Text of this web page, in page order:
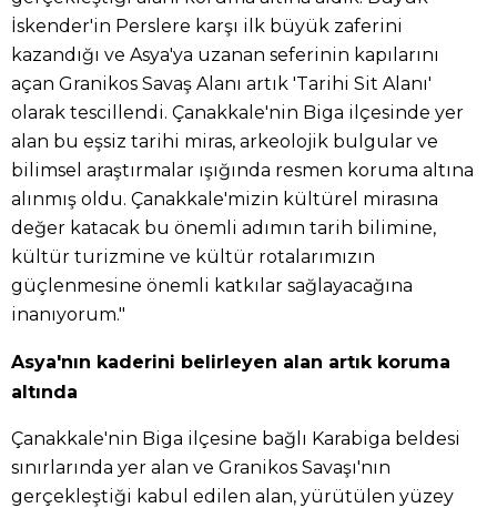
İskender'in Perslere karşı ilk büyük zaferini
kazandığı ve Asya'ya uzanan seferinin kapılarını
açan Granikos Savaş Alanı artık 'Tarihi Sit Alanı'
olarak tescillendi. Çanakkale'nin Biga ilçesinde yer
alan bu eşsiz tarihi miras, arkeolojik bulgular ve
bilimsel araştırmalar ışığında resmen koruma altına
alınmış oldu. Çanakkale'mizin kültürel mirasına
değer katacak bu önemli adımın tarih bilimine,
kültür turizmine ve kültür rotalarımızın
güçlenmesine önemli katkılar sağlayacağına
inanıyorum."
Asya'nın kaderini belirleyen alan artık koruma
altında
Çanakkale'nin Biga ilçesine bağlı Karabiga beldesi
sınırlarında yer alan ve Granikos Savaşı'nın
gerçekleştiği kabul edilen alan, yürütülen yüzey